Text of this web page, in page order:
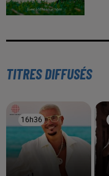
TITRES DIFFUSÉS
16h36
16h36